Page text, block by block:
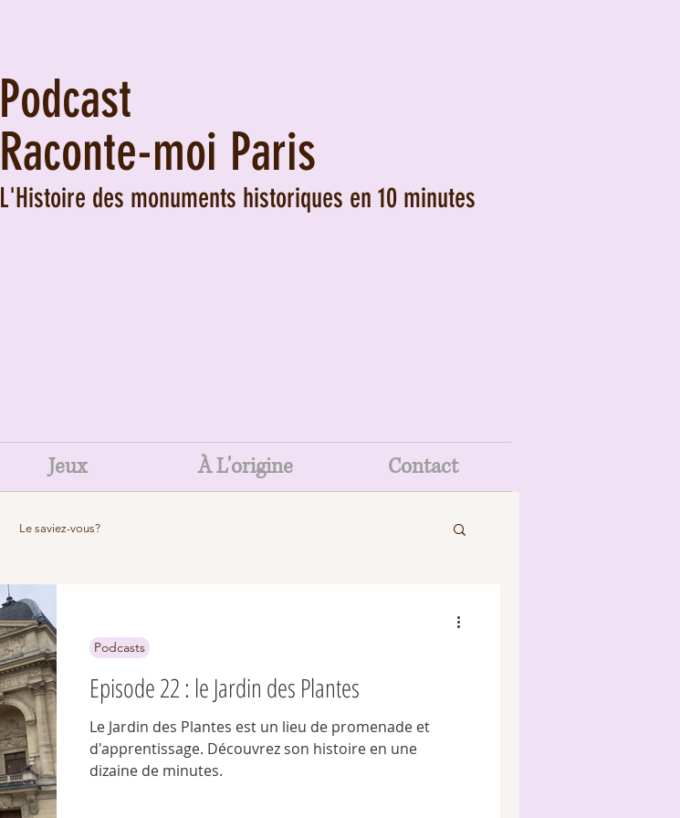
Podcast
Raconte-moi Paris
L'Histoire des monuments historiques en 10 minutes
Jeux À L'origine Contact
Le saviez-vous?
Episode 22 : le Jardin des Plantes
Le Jardin des Plantes est un lieu de promenade et
d'apprentissage. Découvrez son histoire en une
dizaine de minutes.
Podcasts